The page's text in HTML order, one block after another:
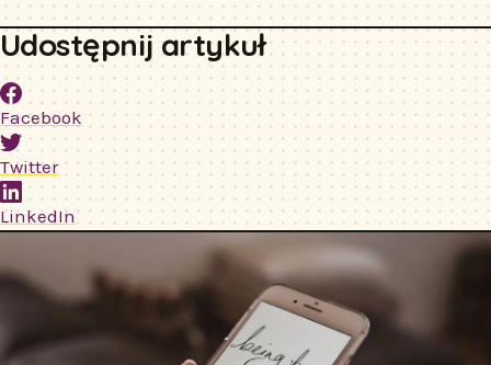
Udostępnij artykuł
Facebook
Twitter
LinkedIn